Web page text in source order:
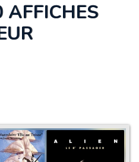
AFFICHES